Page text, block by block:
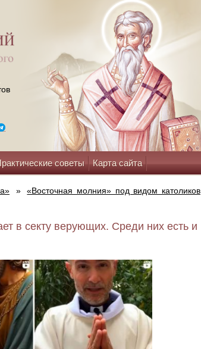
советы Карта сайта
»
«Восточная молния» под видом католиков
в секту верующих. Среди них есть и